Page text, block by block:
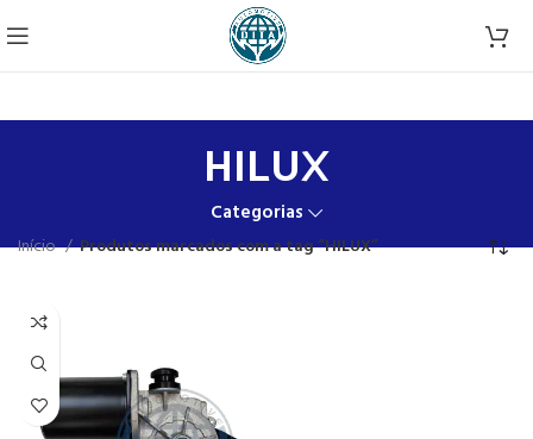
HILUX
Categorias
Início Produtos marcados com a tag “HILUX”